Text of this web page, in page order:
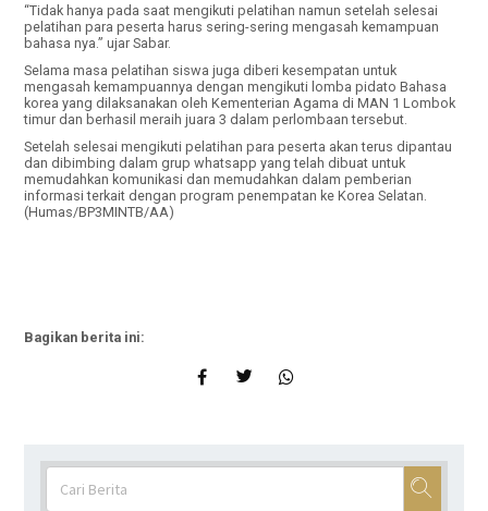
“Tidak hanya pada saat mengikuti pelatihan namun setelah selesai
pelatihan para peserta harus sering-sering mengasah kemampuan
bahasa nya.” ujar Sabar.
Selama masa pelatihan siswa juga diberi kesempatan untuk
mengasah kemampuannya dengan mengikuti lomba pidato Bahasa
korea yang dilaksanakan oleh Kementerian Agama di MAN 1 Lombok
timur dan berhasil meraih juara 3 dalam perlombaan tersebut.
Setelah selesai mengikuti pelatihan para peserta akan terus dipantau
dan dibimbing dalam grup whatsapp yang telah dibuat untuk
memudahkan komunikasi dan memudahkan dalam pemberian
informasi terkait dengan program penempatan ke Korea Selatan.
(Humas/BP3MINTB/AA)
Bagikan berita ini: